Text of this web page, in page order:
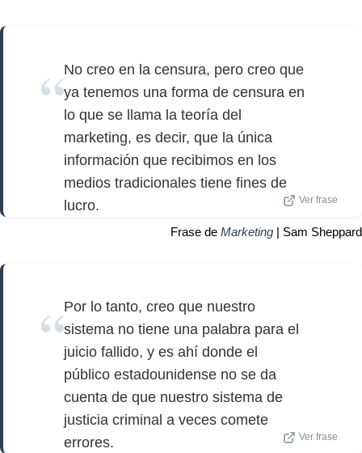
No creo en la censura, pero creo que
ya tenemos una forma de censura en
lo que se llama la teoría del
marketing, es decir, que la única
información que recibimos en los
medios tradicionales tiene fines de
lucro.
Ver frase
Frase de Marketing | Sam Sheppard
Por lo tanto, creo que nuestro
sistema no tiene una palabra para el
juicio fallido, y es ahí donde el
público estadounidense no se da
cuenta de que nuestro sistema de
justicia criminal a veces comete
errores.
Ver frase